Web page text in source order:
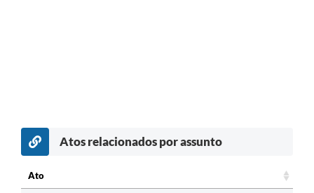
Atos relacionados por assunto
Ato